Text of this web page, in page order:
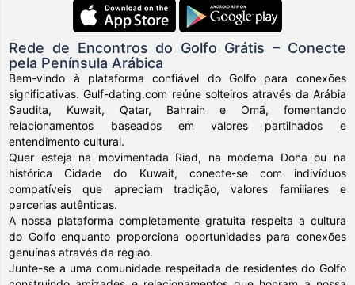
Rede de Encontros do Golfo Grátis – Conecte
pela Península Arábica
Bem-vindo à plataforma confiável do Golfo para conexões
significativas. Gulf-dating.com reúne solteiros através da Arábia
Saudita, Kuwait, Qatar, Bahrain e Omã, fomentando
relacionamentos baseados em valores partilhados e
entendimento cultural.
Quer esteja na movimentada Riad, na moderna Doha ou na
histórica Cidade do Kuwait, conecte-se com indivíduos
compatíveis que apreciam tradição, valores familiares e
parcerias autênticas.
A nossa plataforma completamente gratuita respeita a cultura
do Golfo enquanto proporciona oportunidades para conexões
genuínas através da região.
Junte-se a uma comunidade respeitada de residentes do Golfo